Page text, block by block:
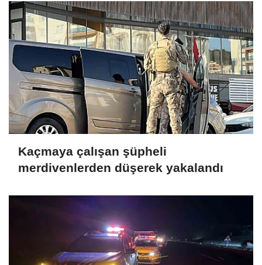
Kaçmaya çalışan şüpheli
merdivenlerden düşerek yakalandı